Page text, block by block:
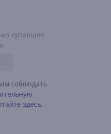
купившие
соблюдать
здесь.